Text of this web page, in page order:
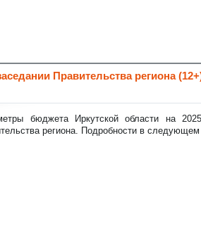
Правительства региона
бюджета Иркутской области на
региона. Подробности в